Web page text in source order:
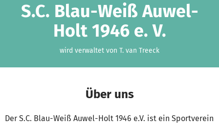
S.C. Blau-Weiß Auwel-
Holt 1946 e. V.
wird verwaltet von T. van Treeck
Über uns
Der S.C. Blau-Weiß Auwel-Holt 1946 e.V. ist ein Sportverein